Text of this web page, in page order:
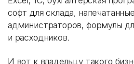
софт для склада,
администраторов, формулы
и расходников.
И вот к владельцу такого